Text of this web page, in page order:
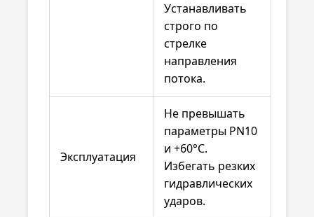
Устанавливать
строго по
стрелке
направления
потока.
Эксплуатация
Не превышать
параметры PN10
и +60°C.
Избегать резких
гидравлических
ударов.